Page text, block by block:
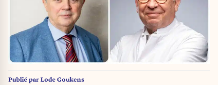
Publié parLode Goukens